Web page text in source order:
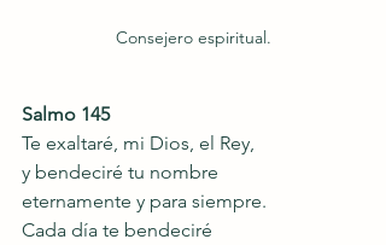
Consejero espiritual.
Salmo 145
Te exaltaré, mi Dios, el Rey,
y bendeciré tu nombre
eternamente y para siempre.
Cada día te bendeciré